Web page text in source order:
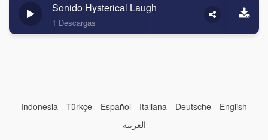
Sonido Hysterical Laugh
1 Descargas
Indonesia Türkçe Español Italiana Deutsche
English
العربية